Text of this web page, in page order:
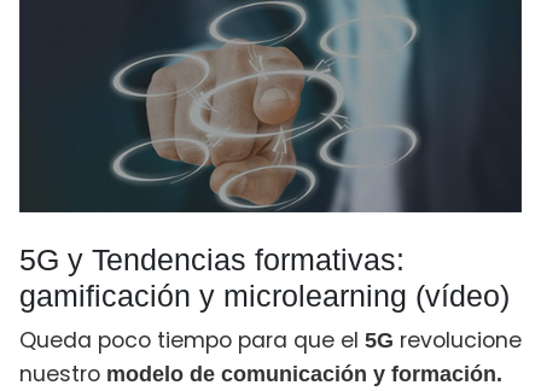
5G y Tendencias formativas:
gamificación y microlearning (vídeo)
Queda poco tiempo para que el 5G revolucione
nuestro modelo de comunicación y formación.